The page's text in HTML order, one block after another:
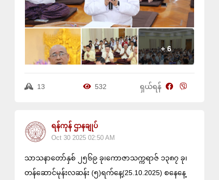
+ 6
13 532 ရှယ်ရန်
ရန်ကုန် ဌာနချုပ်
Oct 30 2025 02:50 AM
သာသနာတော်နှစ် ၂၅၆၉ ခု၊ကောဇာသက္ကရာဇ် ၁၃၈၇ ခု၊
တန်ဆောင်မုန်းလဆန်း (၅)ရက်နေ့(25.10.2025) စနေနေ့